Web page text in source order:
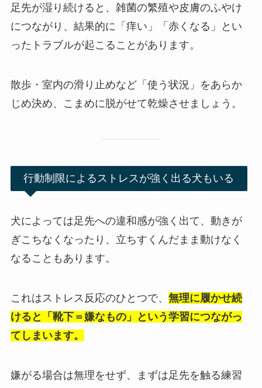
足先が湿り続けると、雑菌の繁殖や皮膚のふやけ
につながり、結果的に「痒い」「赤くなる」とい
ったトラブルが起こることがあります。
散歩・室内の滑り止めなど「使う状況」をあらか
じめ決め、こまめに脱がせて乾燥させましょう。
行動制限によるストレスが強く出る犬もいる
犬によっては足先への違和感が強く出て、動きが
ぎこちなくなったり、立ちすくんだまま動けなく
なることもあります。
これはストレス反応のひとつで、 無理に履かせ続
けると「靴下＝嫌なもの」という学習につながっ
てしまいます。
嫌がる場合は無理をせず、まずは足先を触る練習